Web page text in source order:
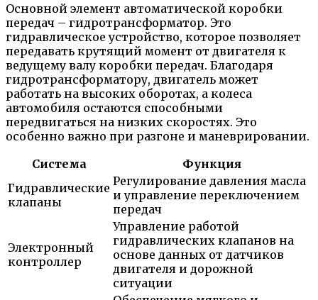
Основной элемент автоматической коробки
передач – гидротрансформатор. Это
гидравлическое устройство, которое позволяет
передавать крутящий момент от двигателя к
ведущему валу коробки передач. Благодаря
гидротрансформатору, двигатель может
работать на высоких оборотах, а колеса
автомобиля остаются способными
передвигаться на низких скоростях. Это
особенно важно при разгоне и маневрировании.
Система
Функция
Гидравлические
клапаны
Регулирование давления масла
и управление переключением
передач
Электронный
контроллер
Управление работой
гидравлических клапанов на
основе данных от датчиков
двигателя и дорожной
ситуации